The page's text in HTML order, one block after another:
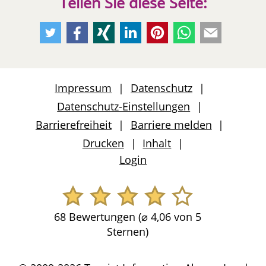
Empfehlen
auf
Twitter
Empfehlen
auf
Facebook
Empfehlen
auf
Xing
Empfehlen
auf
LinkedIn
Empfehlen
auf
Pinterest
Per
Per
Impressum
Datenschutz
Datenschutz-Einstellungen
Barrierefreiheit
Barriere melden
Drucken
Inhalt
Login
68 Bewertungen (⌀ 4,06 von 5
Sternen)